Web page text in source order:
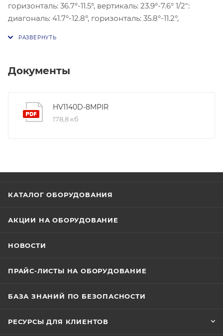
горизонталь: 36.7°-11.5°, вертикаль: 23.9°-7.6° 1/2":
диагональ: 41.7°-12.8°, горизонталь: 35.8°-11.2°,
Документы
HV1140D-8MPIR
178,8 кб
КАТАЛОГ ОБОРУДОВАНИЯ
АКЦИИ НА ОБОРУДОВАНИЕ
НОВОСТИ
ПРАЙС-ЛИСТЫ НА ОБОРУДОВАНИЕ
БАЗА ЗНАНИЙ ПО БЕЗОПАСНОСТИ
РЕСУРСЫ ДЛЯ КЛИЕНТОВ